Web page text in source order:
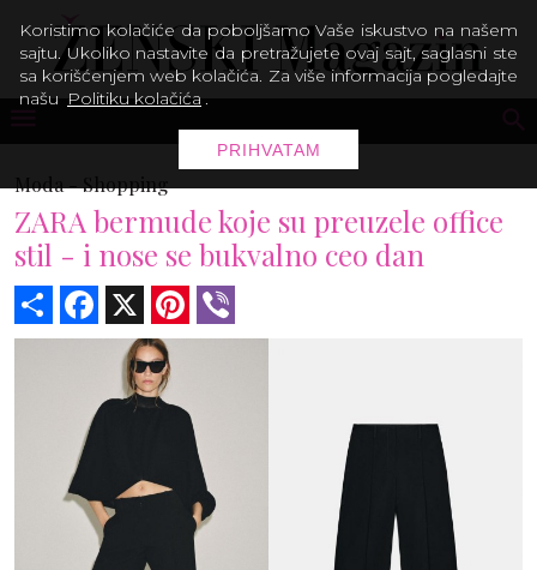
Moda -Shopping
ZARA bermude koje su preuzele office
stil - i nose se bukvalno ceo dan
Share Facebook Pinterest
Koristimo kolačiće da poboljšamo Vaše iskustvo na našem
sajtu. Ukoliko nastavite da pretražujete ovaj sajt, saglasni ste
sa korišćenjem web kolačića. Za više informacija pogledajte
našu Politiku kolačića .
PRIHVATAM